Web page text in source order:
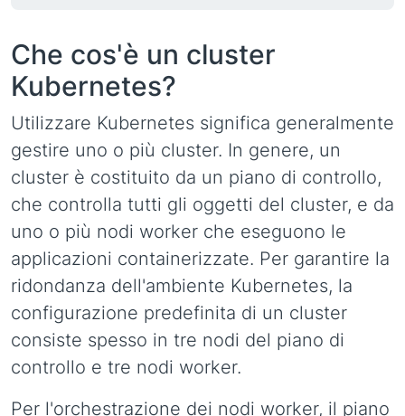
Che cos'è un cluster
Kubernetes?
Utilizzare Kubernetes significa generalmente
gestire uno o più cluster. In genere, un
cluster è costituito da un piano di controllo,
che controlla tutti gli oggetti del cluster, e da
uno o più nodi worker che eseguono le
applicazioni containerizzate. Per garantire la
ridondanza dell'ambiente Kubernetes, la
configurazione predefinita di un cluster
consiste spesso in tre nodi del piano di
controllo e tre nodi worker.
Per l'orchestrazione dei nodi worker, il piano